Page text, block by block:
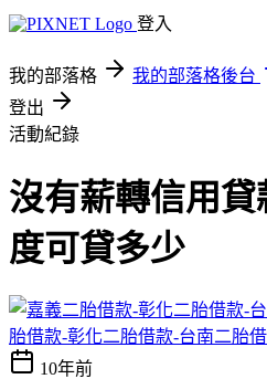
登入
我的部落格 我的部落格後台
登出
活動紀錄
沒有薪轉信用
度可貸多少
胎借款-彰化二胎借款-台南二胎
10年前